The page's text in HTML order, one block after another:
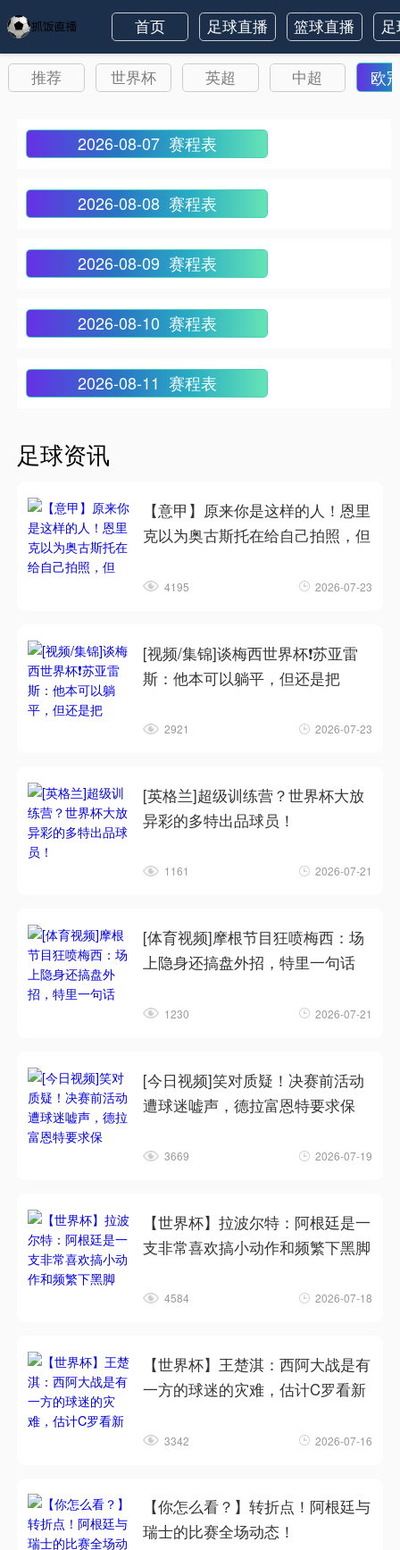
首页 足球直播 篮球直播
推荐 世界杯 英超 中超 欧
2026-08-07 赛程表
2026-08-08 赛程表
2026-08-09 赛程表
2026-08-10 赛程表
2026-08-11 赛程表
足球资讯
【意甲】原来你是这样的人！恩里
克以为奥古斯托在给自己拍照，但
4195 2026-07-23
[视频/集锦]谈梅西世界杯❗苏亚雷
斯：他本可以躺平，但还是把
2921 2026-07-23
[英格兰]超级训练营？世界杯大放
异彩的多特出品球员！
1161 2026-07-21
[体育视频]摩根节目狂喷梅西：场
上隐身还搞盘外招，特里一句话
1230 2026-07-21
[今日视频]笑对质疑！决赛前活动
遭球迷嘘声，德拉富恩特要求保
3669 2026-07-19
【世界杯】拉波尔特：阿根廷是一
支非常喜欢搞小动作和频繁下黑脚
4584 2026-07-18
【世界杯】王楚淇：西阿大战是有
一方的球迷的灾难，估计C罗看新
3342 2026-07-16
【你怎么看？】转折点！阿根廷与
瑞士的比赛全场动态！